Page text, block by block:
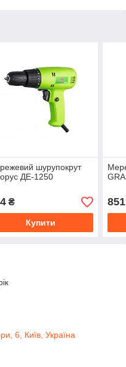
шурупокрут
ДЕ-1250
₴
Купити
851
6, Київ, Україна